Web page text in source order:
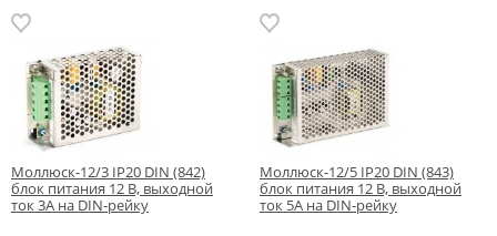
Моллюск-12/3 IP20 DIN (842)
блок питания 12 В, выходной
ток 3А на DIN-рейку
Моллюск-12/5 IP20 DIN (843)
блок питания 12 В, выходной
ток 5А на DIN-рейку